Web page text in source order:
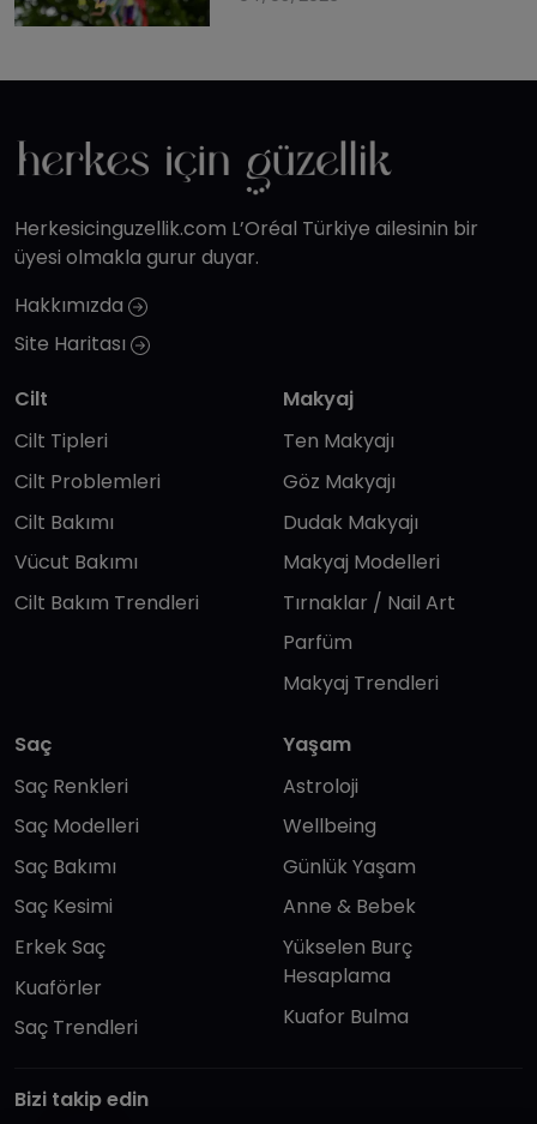
Herkesicinguzellik.com L’Oréal Türkiye ailesinin bir
üyesi olmakla gurur duyar.
Hakkımızda
Site Haritası
Cilt
Cilt Tipleri
Cilt Problemleri
Cilt Bakımı
Vücut Bakımı
Cilt Bakım Trendleri
Makyaj
Ten Makyajı
Göz Makyajı
Dudak Makyajı
Makyaj Modelleri
Tırnaklar / Nail Art
Parfüm
Makyaj Trendleri
Saç
Saç Renkleri
Saç Modelleri
Saç Bakımı
Saç Kesimi
Erkek Saç
Kuaförler
Saç Trendleri
Yaşam
Astroloji
Wellbeing
Günlük Yaşam
Anne & Bebek
Yükselen Burç
Hesaplama
Kuafor Bulma
Bizi takip edin